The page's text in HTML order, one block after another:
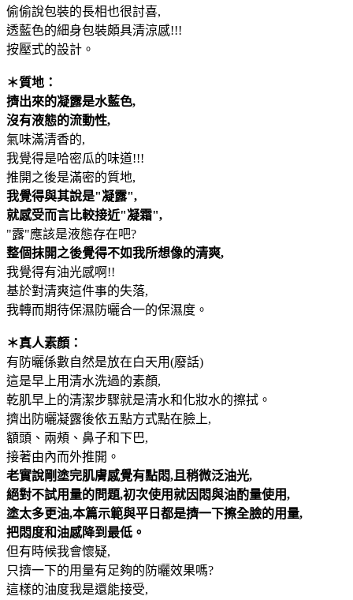
偷偷說包裝的長相也很討喜,
透藍色的細身包裝頗具清涼感!!!
按壓式的設計。
＊質地：
擠出來的凝露是水藍色,
沒有液態的流動性,
氣味滿清香的,
我覺得是哈密瓜的味道!!!
推開之後是滿密的質地,
我覺得與其說是"凝露",
就感受而言比較接近"凝霜",
"露"應該是液態存在吧?
整個抹開之後覺得不如我所想像的清爽,
我覺得有油光感啊!!
基於對清爽這件事的失落,
我轉而期待保濕防曬合一的保濕度。
＊真人素顏：
有防曬係數自然是放在白天用(廢話)
這是早上用清水洗過的素顏,
乾肌早上的清潔步驟就是清水和化妝水的擦拭。
擠出防曬凝露後依五點方式點在臉上,
額頭、兩頰、鼻子和下巴,
接著由內而外推開。
老實說剛塗完肌膚感覺有點悶,且稍微泛油光,
絕對不試用量的問題,初次使用就因悶與油酌量使用,
塗太多更油,本篇示範與平日都是擠一下擦全臉的用量,
把悶度和油感降到最低。
但有時候我會懷疑,
只擠一下的用量有足夠的防曬效果嗎?
這樣的油度我是還能接受,